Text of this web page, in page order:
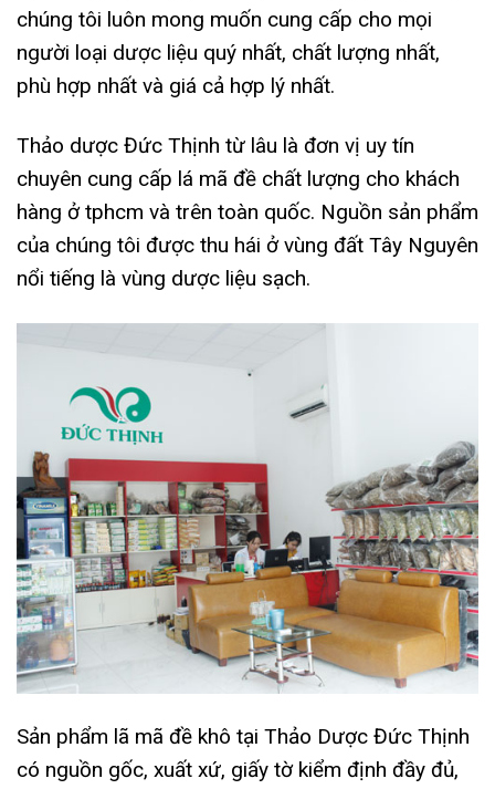
chúng tôi luôn mong muốn cung cấp cho mọi
người loại dược liệu quý nhất, chất lượng nhất,
phù hợp nhất và giá cả hợp lý nhất.
Thảo dược Đức Thịnh từ lâu là đơn vị uy tín
chuyên cung cấp lá mã đề chất lượng cho khách
hàng ở tphcm và trên toàn quốc. Nguồn sản phẩm
của chúng tôi được thu hái ở vùng đất Tây Nguyên
nổi tiếng là vùng dược liệu sạch.
Sản phẩm lã mã đề khô tại Thảo Dược Đức Thịnh
có nguồn gốc, xuất xứ, giấy tờ kiểm định đầy đủ,